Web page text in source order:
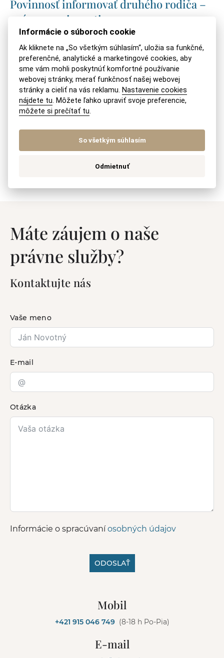
Povinnosť informovať druhého rodiča –
práva a povinnosti
Ako dlho trvá vysporiadanie BSM – koľko
sa čaká na súdne pojednávanie?
Vyživovacia povinnosť voči plnoletým
deťom
Striedavá starostlivosť u malých detí
Dôvody na rozvod – kedy vás rozvedú?
Máte záujem o naše
právne služby?
Kontaktujte nás
Vaše meno
E-mail
Otázka
Informácie o spracúvaníosobných údajov
ODOSLAŤ
Mobil
+421 915 046 749 (8-18 h Po-Pia)
E-mail
Informácie o súboroch cookie
Ak kliknete na „So všetkým súhlasím“, uložia sa funkčné,
preferenčné, analytické a marketingové cookies, aby
sme vám mohli poskytnúť komfortné používanie
webovej stránky, merať funkčnosť našej webovej
stránky a cieliť na vás reklamu. Nastavenie cookies
nájdete tu. Môžete ľahko upraviť svoje preferencie,
môžete si prečítať tu.
So všetkým súhlasím
Odmietnuť